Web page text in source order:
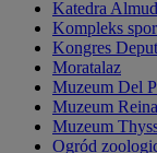
Katedra
Kompleks
Kongres
Moratalaz
Muzeum Del
Muzeum
Muzeum
Ogród